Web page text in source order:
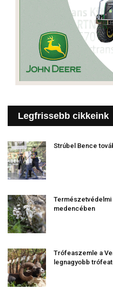
Legfrissebb cikkeink
Strúbel Bence
medencében
Trófeaszemle a
legnagyobb